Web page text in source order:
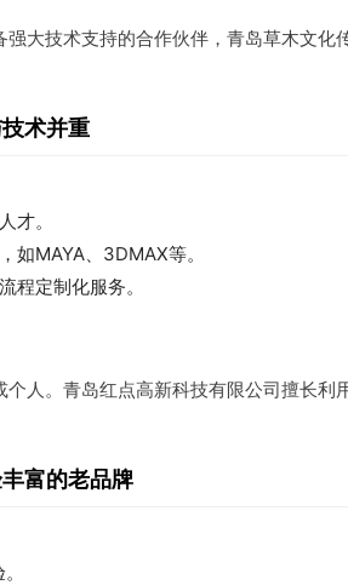
大技术支持的合作伙伴，青岛草木文
术并重
才。
如MAYA、3DMAX等。
程定制化服务。
人。青岛红点高新科技有限公司擅长
富的老品牌